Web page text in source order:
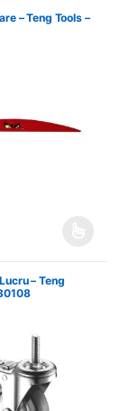
– Teng Tools –
– Teng